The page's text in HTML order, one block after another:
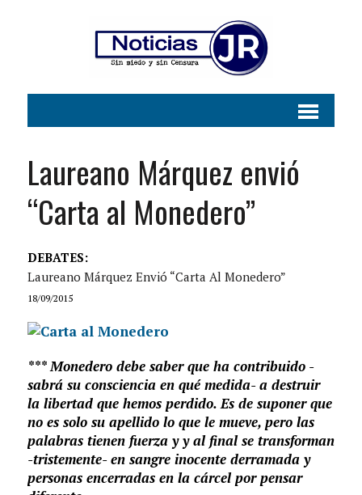
Laureano Márquez envió
“Carta al Monedero”
DEBATES:
Laureano Márquez Envió “Carta Al Monedero”
18/09/2015
*** Monedero debe saber que ha contribuido -
sabrá su consciencia en qué medida- a destruir
la libertad que hemos perdido. Es de suponer que
no es solo su apellido lo que le mueve, pero las
palabras tienen fuerza y y al final se transforman
-tristemente- en sangre inocente derramada y
personas encerradas en la cárcel por pensar